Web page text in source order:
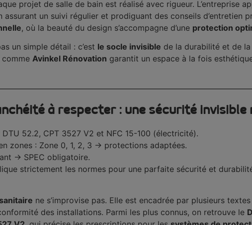
projet de salle de bain est réalisé avec rigueur. L’entreprise
assurant un suivi régulier et prodiguant des conseils d’entretien
, où la beauté du design s’accompagne d’une protection
un simple détail : c’est le socle invisible de la durabilité et de
Avinkel Rénovation garantit un espace à la fois
à respecter : une sécurité
52.2, CPT 3527 V2 et NFC 15-100 (électricité).
zones : Zone 0, 1, 2, 3 → protections adaptées.
→ SPEC obligatoire.
strictement les normes pour une parfaite sécurité et
ne s’improvise pas. Elle est encadrée par plusieurs
des installations. Parmi les plus connus, on retrouve le